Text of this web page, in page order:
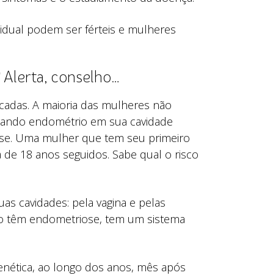
podem ser férteis e mulheres
conselho…
A maioria das mulheres não
endométrio em sua cavidade
Uma mulher que tem seu primeiro
18 anos seguidos. Sabe qual o risco
cavidades: pela vagina e pelas
têm endometriose, tem um sistema
ao longo dos anos, mês após